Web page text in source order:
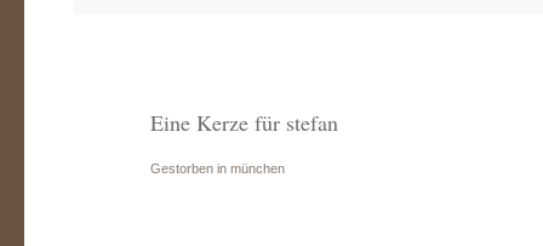
Eine Kerze für stefan
Gestorben in münchen